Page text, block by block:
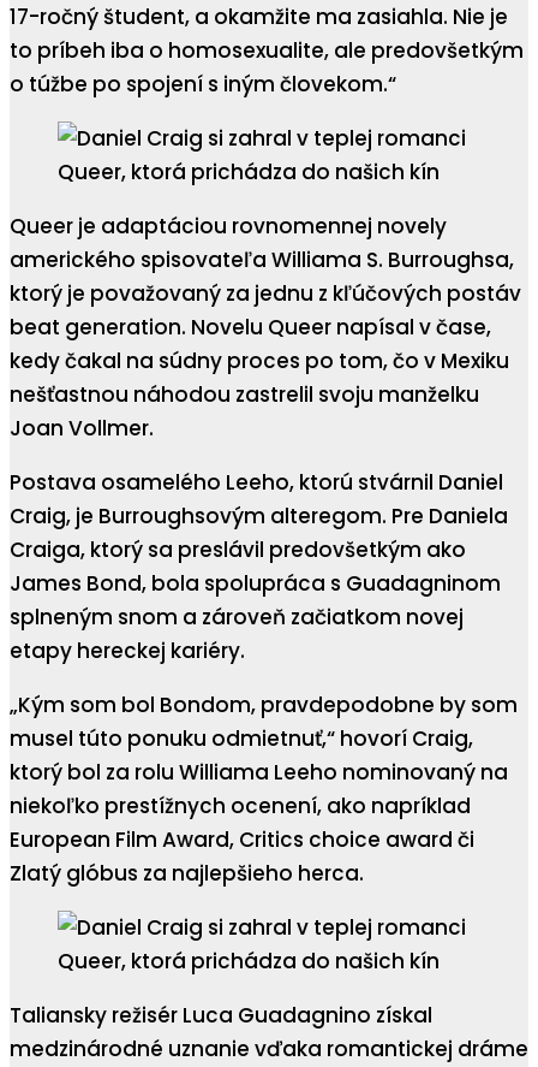
17-ročný študent, a okamžite ma zasiahla. Nie je
to príbeh iba o homosexualite, ale predovšetkým
o túžbe po spojení s iným človekom.“
Queer je adaptáciou rovnomennej novely
amerického spisovateľa Williama S. Burroughsa,
ktorý je považovaný za jednu z kľúčových postáv
beat generation. Novelu Queer napísal v čase,
kedy čakal na súdny proces po tom, čo v Mexiku
nešťastnou náhodou zastrelil svoju manželku
Joan Vollmer.
Postava osamelého Leeho, ktorú stvárnil Daniel
Craig, je Burroughsovým alteregom. Pre Daniela
Craiga, ktorý sa preslávil predovšetkým ako
James Bond, bola spolupráca s Guadagninom
splneným snom a zároveň začiatkom novej
etapy hereckej kariéry.
„Kým som bol Bondom, pravdepodobne by som
musel túto ponuku odmietnuť,“ hovorí Craig,
ktorý bol za rolu Williama Leeho nominovaný na
niekoľko prestížnych ocenení, ako napríklad
European Film Award, Critics choice award či
Zlatý glóbus za najlepšieho herca.
Taliansky režisér Luca Guadagnino získal
medzinárodné uznanie vďaka romantickej dráme